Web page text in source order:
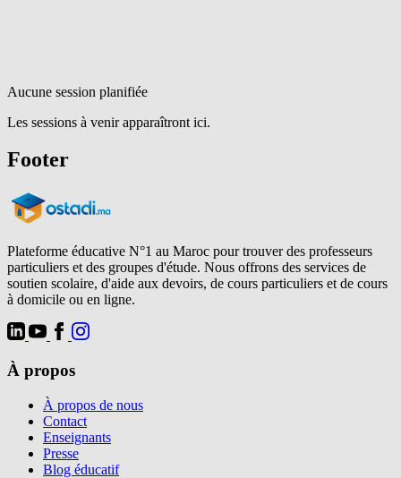
Aucune session planifiée
Les sessions à venir apparaîtront ici.
Footer
Plateforme éducative N°1 au Maroc pour trouver des professeurs
particuliers et des groupes d'étude. Nous offrons des services de
soutien scolaire, d'aide aux devoirs, de cours particuliers et de cours
à domicile ou en ligne.
À propos
À propos de nous
Contact
Enseignants
Presse
Blog éducatif